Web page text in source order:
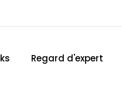
Regard d'expert